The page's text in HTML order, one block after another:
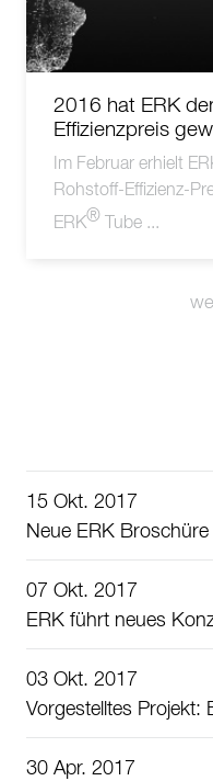
2016 hat ERK
Effizienzpreis
Im Februar erhielt
Rohstoff-Effizienz-
ERK® Tube ...
15 Okt. 2017
Neue ERK Broschüre
07 Okt. 2017
ERK führt neues
03 Okt. 2017
Vorgestelltes Projekt:
30 Apr. 2017